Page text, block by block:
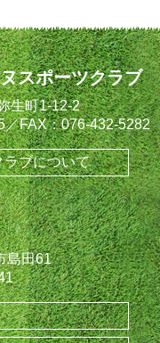
スポーツクラブ
生町1-12-2
FAX：076-432-5282
ラブについて
島田61